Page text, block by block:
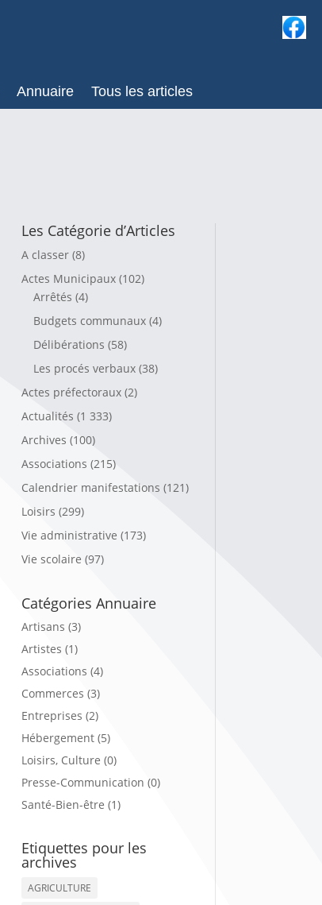
Annuaire Tous les articles
Les Catégorie d’Articles
A classer(8)
Actes Municipaux(102)
Arrêtés (4)
Budgets communaux(4)
Délibérations (58)
Les procés verbaux(38)
Actes préfectoraux(2)
Actualités (1 333)
Archives (100)
Associations (215)
Calendrier manifestations (121)
Loisirs (299)
Vie administrative (173)
Vie scolaire (97)
Catégories Annuaire
Artisans (3)
Artistes (1)
Associations (4)
Commerces (3)
Entreprises (2)
Hébergement (5)
Loisirs, Culture (0)
Presse-Communication (0)
Santé-Bien-être (1)
Etiquettes pour les
archives
AGRICULTURE